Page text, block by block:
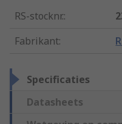
RS-stocknr.:
Fabrikant:
Specificaties
Datasheets